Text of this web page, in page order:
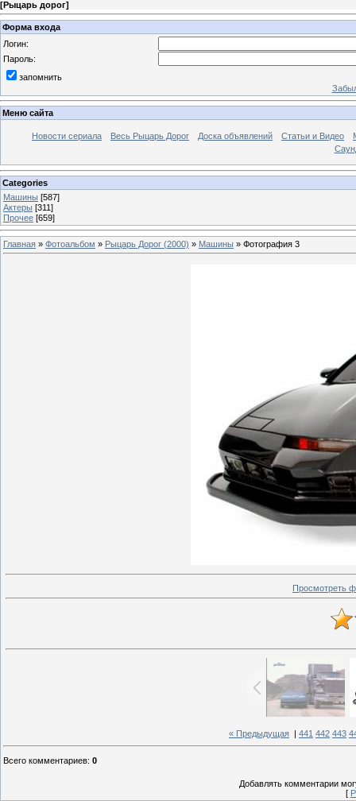
[Рыцарь дорог]
Форма входа
Логин:
Пароль:
запомнить
Меню сайта
Новости сериала Весь Рыцарь Дорог Доска объявлений Статьи и Видео
Categories
Машины [587]
Актеры [311]
Прочее [659]
Главная » Фотоальбом » Рыцарь Дорог (2000) » Машины » Фотография 3
Просмотреть
« Предыдущая 441 442 443
Всего комментариев: 0
Добавлять комментарии
[